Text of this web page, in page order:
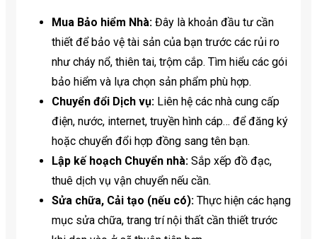
Mua Bảo hiểm Nhà: Đây là khoản đầu tư cần
thiết để bảo vệ tài sản của bạn trước các rủi ro
như cháy nổ, thiên tai, trộm cắp. Tìm hiểu các gói
bảo hiểm và lựa chọn sản phẩm phù hợp.
Chuyển đổi Dịch vụ: Liên hệ các nhà cung cấp
điện, nước, internet, truyền hình cáp… để đăng ký
hoặc chuyển đổi hợp đồng sang tên bạn.
Lập kế hoạch Chuyển nhà: Sắp xếp đồ đạc,
thuê dịch vụ vận chuyển nếu cần.
Sửa chữa, Cải tạo (nếu có): Thực hiện các hạng
mục sửa chữa, trang trí nội thất cần thiết trước